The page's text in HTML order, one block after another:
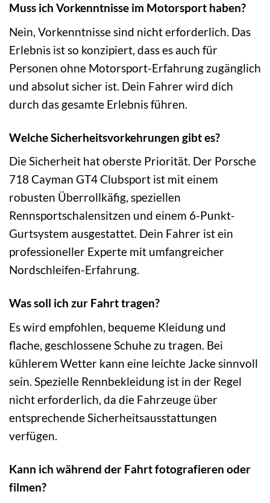
Muss ich Vorkenntnisse im Motorsport haben?
Nein, Vorkenntnisse sind nicht erforderlich. Das
Erlebnis ist so konzipiert, dass es auch für
Personen ohne Motorsport-Erfahrung zugänglich
und absolut sicher ist. Dein Fahrer wird dich
durch das gesamte Erlebnis führen.
Welche Sicherheitsvorkehrungen gibt es?
Die Sicherheit hat oberste Priorität. Der Porsche
718 Cayman GT4 Clubsport ist mit einem
robusten Überrollkäfig, speziellen
Rennsportschalensitzen und einem 6-Punkt-
Gurtsystem ausgestattet. Dein Fahrer ist ein
professioneller Experte mit umfangreicher
Nordschleifen-Erfahrung.
Was soll ich zur Fahrt tragen?
Es wird empfohlen, bequeme Kleidung und
flache, geschlossene Schuhe zu tragen. Bei
kühlerem Wetter kann eine leichte Jacke sinnvoll
sein. Spezielle Rennbekleidung ist in der Regel
nicht erforderlich, da die Fahrzeuge über
entsprechende Sicherheitsausstattungen
verfügen.
Kann ich während der Fahrt fotografieren oder
filmen?